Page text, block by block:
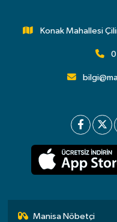
Konak Mahallesi
Manisa Nöbetçi